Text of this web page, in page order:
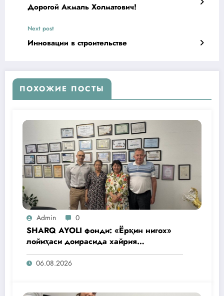
Дорогой Акмаль Холматович!
Next post
Инновации в строительстве
ПОХОЖИЕ ПОСТЫ
Admin 0
SHARQ AYOLI фонди: «Ёрқин нигох»
лойиҳаси доирасида хайрия
операциялари ўтказилади
06.08.2026